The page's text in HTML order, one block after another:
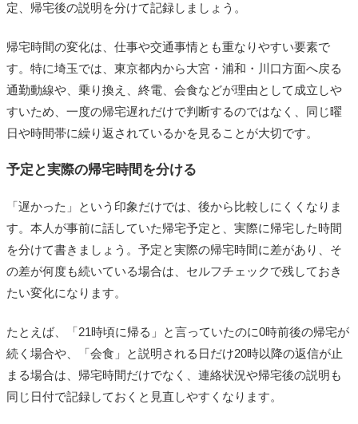
定、帰宅後の説明を分けて記録しましょう。
帰宅時間の変化は、仕事や交通事情とも重なりやすい要素で
す。特に埼玉では、東京都内から大宮・浦和・川口方面へ戻る
通勤動線や、乗り換え、終電、会食などが理由として成立しや
すいため、一度の帰宅遅れだけで判断するのではなく、同じ曜
日や時間帯に繰り返されているかを見ることが大切です。
予定と実際の帰宅時間を分ける
「遅かった」という印象だけでは、後から比較しにくくなりま
す。本人が事前に話していた帰宅予定と、実際に帰宅した時間
を分けて書きましょう。予定と実際の帰宅時間に差があり、そ
の差が何度も続いている場合は、セルフチェックで残しておき
たい変化になります。
たとえば、「21時頃に帰る」と言っていたのに0時前後の帰宅が
続く場合や、「会食」と説明される日だけ20時以降の返信が止
まる場合は、帰宅時間だけでなく、連絡状況や帰宅後の説明も
同じ日付で記録しておくと見直しやすくなります。